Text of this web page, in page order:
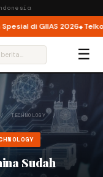
di GIIAS 2026 Telkom
☰
TECHNOLOGY/
Sudah